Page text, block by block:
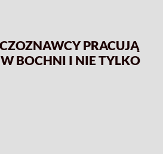
PRACUJĄ
BOCHNI I NIE TYLKO